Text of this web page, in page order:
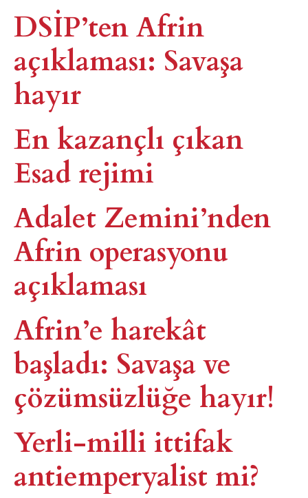
DSİP’ten Afrin
açıklaması: Savaşa
hayır
En kazançlı çıkan
Esad rejimi
Adalet Zemini’nden
Afrin operasyonu
açıklaması
Afrin’e harekât
başladı: Savaşa ve
çözümsüzlüğe hayır!
Yerli-milli ittifak
antiemperyalist mi?